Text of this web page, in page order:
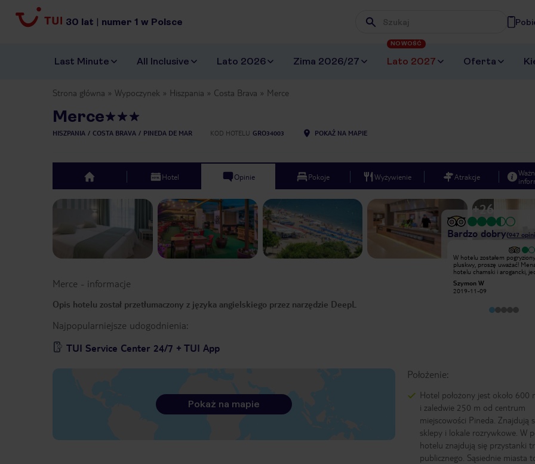
30 lat | numer 1 w Polsce Wpisz frazę, której szukasz
Last Minute All Inclusive Lato 2026 Zima 2026/27 Lato 2027
NOWOŚĆ
Oferta
Strona główna Wypoczynek Hiszpania Costa Brava Merce
Merce
HISZPANIA COSTA BRAVA PINEDA DE MAR KOD HOTELU GRO34003 POKAŻ NA MAPIE
top Hotel Opinie Pokoje Wyżywienie Atrakcje
Previous slide +26
Bardzo dobry(947
Bardzo dobry
Spędziliśmy urlop pięć razy w Hotelu
zwrócić o pomoc i zostanie
udzielona. Posiłki są bardzo smaczne
barze tańsze niż na mieście.
Wszystkie te pobyty wspominam
W hotelu zostałem
pluskwy, proszę uważać!
hotelu chamski i arogancki,
Rosji czy Niemiec. Nie
lecieć tam przez biuro
Szymon W
2019-11-09
Merce - informacje
Opis hotelu został przetłumaczony z języka angielskiego przez narzędzie DeepL
Najpopularniejsze udogodnienia:
TUI Service Center 24/7 + TUI App
Położenie:
Hotel położony jest około 600
i zaledwie 250 m od centrum
miejscowości Pineda. Znajdują
sklepy i lokale rozrywkowe. W
hotelu znajdują się przystanki
publicznego. Sąsiednie miasta
Pokaż na mapie